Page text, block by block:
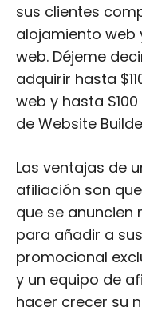
sus clientes
alojamiento web
web. Déjeme
adquirir hasta
web y hasta
de Website
Las ventajas de
afiliación son
que se anuncien
para añadir a
promocional
y un equipo de
hacer crecer su